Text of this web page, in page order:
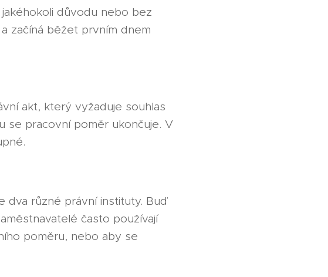
důvodu nebo bez
začíná běžet prvním dnem
akt, který vyžaduje souhlas
se pracovní poměr ukončuje. V
dva různé právní instituty. Buď
často používají
poměru, nebo aby se